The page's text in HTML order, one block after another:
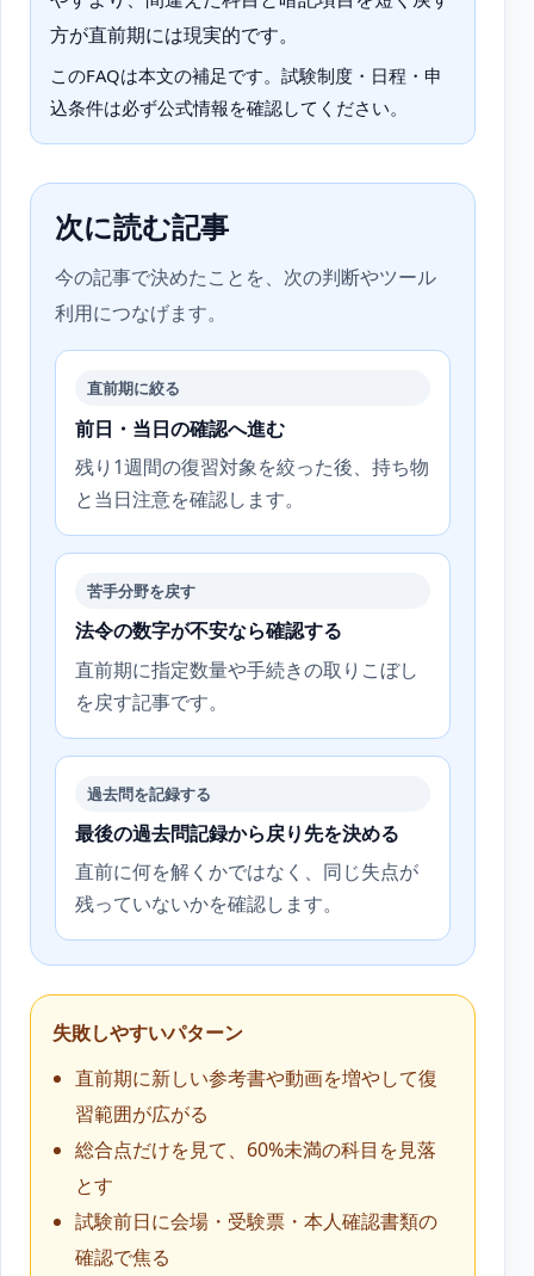
方が直前期には現実的です。
このFAQは本文の補足です。試験制度・日程・申
込条件は必ず公式情報を確認してください。
次に読む記事
今の記事で決めたことを、次の判断やツール
利用につなげます。
直前期に絞る
前日・当日の確認へ進む
残り1週間の復習対象を絞った後、持ち物
と当日注意を確認します。
苦手分野を戻す
法令の数字が不安なら確認する
直前期に指定数量や手続きの取りこぼし
を戻す記事です。
過去問を記録する
最後の過去問記録から戻り先を決める
直前に何を解くかではなく、同じ失点が
残っていないかを確認します。
失敗しやすいパターン
直前期に新しい参考書や動画を増やして復
習範囲が広がる
総合点だけを見て、60%未満の科目を見落
とす
試験前日に会場・受験票・本人確認書類の
確認で焦る